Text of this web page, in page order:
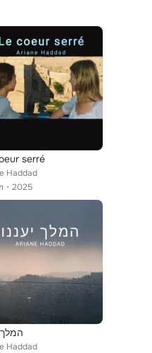
serré
Haddad
2025
המלך
Haddad